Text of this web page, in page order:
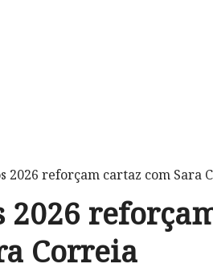
2026 reforçam cartaz com Sara
2026
Correia